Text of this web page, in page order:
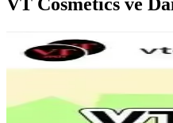
VT Cosmetics ve